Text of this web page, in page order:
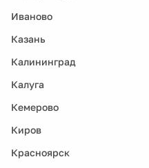
Иваново
Казань
Калининград
Калуга
Кемерово
Киров
Красноярск